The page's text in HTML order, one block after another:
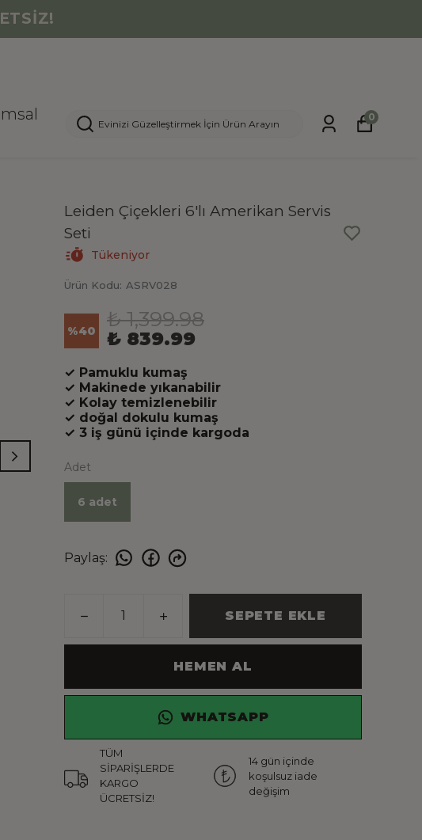
0
Leiden Çiçekleri 6'lı Amerikan Servis
Seti
Tükeniyor
Ürün Kodu: ASRV028
%40 ₺ 1,399.98
₺ 839.99
✓ Pamuklu kumaş
✓ Makinede yıkanabilir
✓ Kolay temizlenebilir
✓ doğal dokulu kumaş
✓ 3 iş günü içinde kargoda
Adet
6 adet
Paylaş:
SEPETE EKLE
HEMEN AL
WHATSAPP
TÜM
SİPARİŞLERDE
KARGO
ÜCRETSİZ!
14 gün içinde
koşulsuz iade
değişim